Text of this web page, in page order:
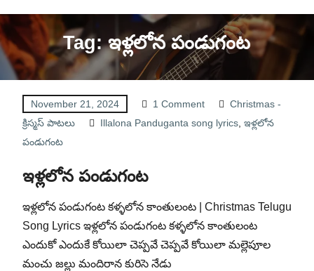
Tag: ఇళ్లలోన పండుగంట
November 21, 2024 1 Comment
Christmas -
క్రిస్మస్ పాటలు
Illalona Panduganta song lyrics, ఇళ్లలోన
పండుగంట
ఇళ్లలోన పండుగంట
ఇళ్లలోన పండుగంట కళ్ళలోన కాంతులంట | Christmas Telugu
Song Lyrics ఇళ్లలోన పండుగంట కళ్ళలోన కాంతులంట
ఎందుకో ఎందుకే కోయిలా చెప్పవే చెప్పవే కోయిలా మల్లెపూల
మంచు జల్లు మందిరాన కురిసె నేడు